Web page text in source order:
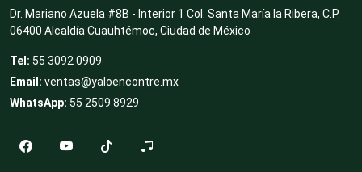
Clínicas y Hospitales
Clubes Deportivos
Cocinas Integrales
Dr. Mariano Azuela #8B - Interior 1 Col. Santa María la Ribera, C.P.
06400 Alcaldía Cuauhtémoc, Ciudad de México
Tel: 55 3092 0909
Email: ventas@yaloencontre.mx
WhatsApp: 55 2509 8929